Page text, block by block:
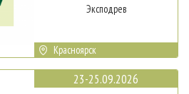
Эксподрев
Красноярск
23-25.09.2026